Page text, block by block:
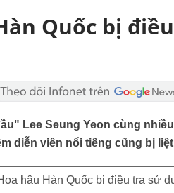
Quốc bị
Lee Seung Yeon cùng
diễn viên nổi tiếng cũng bị